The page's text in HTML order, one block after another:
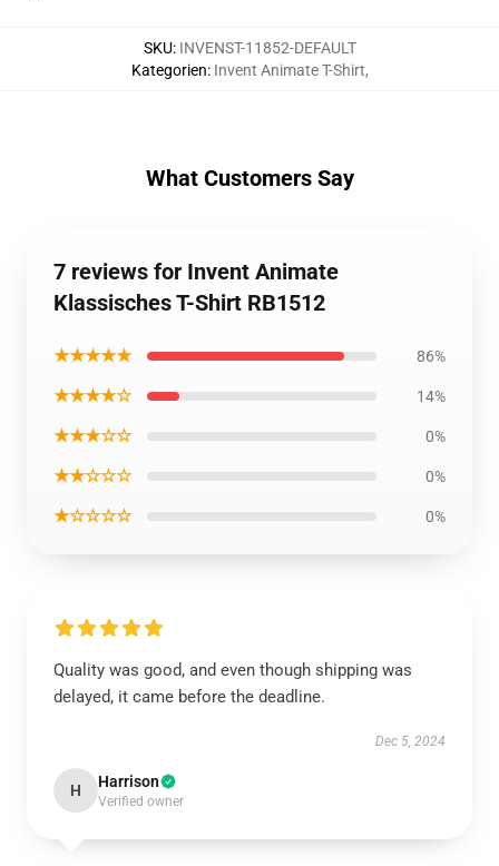
SKU: INVENST-11852-DEFAULT
Kategorien: Invent Animate T-Shirt,
What Customers Say
7 reviews for Invent Animate
Klassisches T-Shirt RB1512
★★★★★ 86%
★★★★☆ 14%
★★★☆☆ 0%
★★☆☆☆ 0%
★☆☆☆☆ 0%
Quality was good, and even though shipping was
delayed, it came before the deadline.
Dec 5, 2024
H Harrison
Verified owner